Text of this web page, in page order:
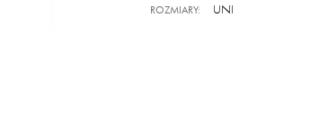
ROZMIARY: UNI